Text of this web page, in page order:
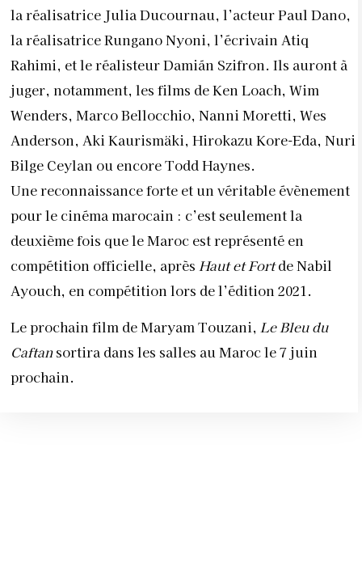
la réalisatrice Julia Ducournau, l’acteur Paul Dano,
la réalisatrice Rungano Nyoni, l’écrivain Atiq
Rahimi, et le réalisteur Damián Szifron. Ils auront à
juger, notamment, les films de Ken Loach, Wim
Wenders, Marco Bellocchio, Nanni Moretti, Wes
Anderson, Aki Kaurismäki, Hirokazu Kore-Eda, Nuri
Bilge Ceylan ou encore Todd Haynes.
Une reconnaissance forte et un véritable évènement
pour le cinéma marocain : c’est seulement la
deuxième fois que le Maroc est représenté en
compétition officielle, après Haut et Fortde Nabil
Ayouch, en compétition lors de l’édition 2021.
Le prochain film de Maryam Touzani, Le Bleu du
Caftansortira dans les salles au Maroc le 7 juin
prochain.